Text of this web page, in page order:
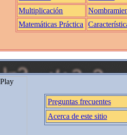
Multiplicación
Matemáticas Práctica
Preguntas frecuentes
Acerca de este sitio